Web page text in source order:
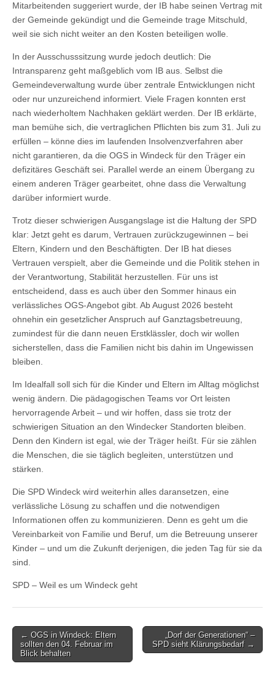
Mitarbeitenden suggeriert wurde, der IB habe seinen Vertrag mit
der Gemeinde gekündigt und die Gemeinde trage Mitschuld,
weil sie sich nicht weiter an den Kosten beteiligen wolle.
In der Ausschusssitzung wurde jedoch deutlich: Die
Intransparenz geht maßgeblich vom IB aus. Selbst die
Gemeindeverwaltung wurde über zentrale Entwicklungen nicht
oder nur unzureichend informiert. Viele Fragen konnten erst
nach wiederholtem Nachhaken geklärt werden. Der IB erklärte,
man bemühe sich, die vertraglichen Pflichten bis zum 31. Juli zu
erfüllen – könne dies im laufenden Insolvenzverfahren aber
nicht garantieren, da die OGS in Windeck für den Träger ein
defizitäres Geschäft sei. Parallel werde an einem Übergang zu
einem anderen Träger gearbeitet, ohne dass die Verwaltung
darüber informiert wurde.
Trotz dieser schwierigen Ausgangslage ist die Haltung der SPD
klar: Jetzt geht es darum, Vertrauen zurückzugewinnen – bei
Eltern, Kindern und den Beschäftigten. Der IB hat dieses
Vertrauen verspielt, aber die Gemeinde und die Politik stehen in
der Verantwortung, Stabilität herzustellen. Für uns ist
entscheidend, dass es auch über den Sommer hinaus ein
verlässliches OGS‑Angebot gibt. Ab August 2026 besteht
ohnehin ein gesetzlicher Anspruch auf Ganztagsbetreuung,
zumindest für die dann neuen Erstklässler, doch wir wollen
sicherstellen, dass die Familien nicht bis dahin im Ungewissen
bleiben.
Im Idealfall soll sich für die Kinder und Eltern im Alltag möglichst
wenig ändern. Die pädagogischen Teams vor Ort leisten
hervorragende Arbeit – und wir hoffen, dass sie trotz der
schwierigen Situation an den Windecker Standorten bleiben.
Denn den Kindern ist egal, wie der Träger heißt. Für sie zählen
die Menschen, die sie täglich begleiten, unterstützen und
stärken.
Die SPD Windeck wird weiterhin alles daransetzen, eine
verlässliche Lösung zu schaffen und die notwendigen
Informationen offen zu kommunizieren. Denn es geht um die
Vereinbarkeit von Familie und Beruf, um die Betreuung unserer
Kinder – und um die Zukunft derjenigen, die jeden Tag für sie da
sind.
SPD – Weil es um Windeck geht
Post
navigation
← OGS in Windeck: Eltern
sollten den 04. Februar im
Blick behalten
„Dorf der Generationen“ –
SPD sieht Klärungsbedarf →